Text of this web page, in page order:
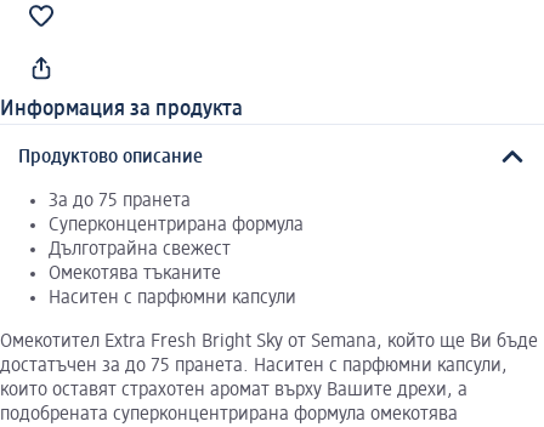
Информация за продукта
Продуктово описание
За до 75 пранета
Суперконцентрирана формула
Дълготрайна свежест
Омекотява тъканите
Наситен с парфюмни капсули
Омекотител Extra Fresh Bright Sky от Semana, който ще Ви бъде
достатъчен за до 75 пранета. Наситен с парфюмни капсули,
които оставят страхотен аромат върху Вашите дрехи, а
подобрената суперконцентрирана формула омекотява